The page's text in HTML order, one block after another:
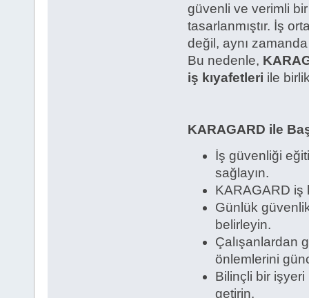
güvenli ve verimli
tasarlanmıştır. İş
değil, aynı
Bu nedenle,
iş kıyafetleri ile
KARAGARD ile
İş güvenliği
sağlayın.
KARAGARD iş
Günlük
belirleyin.
Çalışanlardan
önlemlerini
Bilinçli bir
getirin.